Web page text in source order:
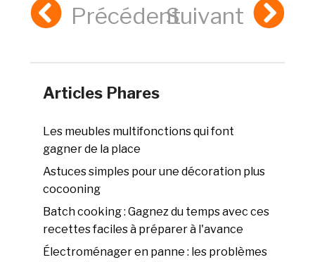
PrécédentSuivant
Articles Phares
Les meubles multifonctions qui font
gagner de la place
Astuces simples pour une décoration plus
cocooning
Batch cooking : Gagnez du temps avec ces
recettes faciles à préparer à l'avance
Électroménager en panne : les problèmes